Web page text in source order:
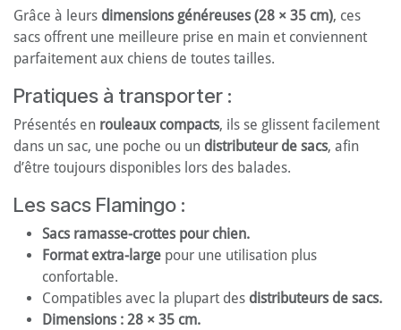
Grâce à leurs dimensions généreuses (28 × 35 cm), ces
sacs offrent une meilleure prise en main et conviennent
parfaitement aux chiens de toutes tailles.
Pratiques à transporter :
Présentés en rouleaux compacts, ils se glissent facilement
dans un sac, une poche ou un distributeur de sacs, afin
d’être toujours disponibles lors des balades.
Les sacs Flamingo :
Sacs ramasse-crottes pour chien.
Format extra-large pour une utilisation plus
confortable.
Compatibles avec la plupart des distributeurs de sacs.
Dimensions : 28 × 35 cm.